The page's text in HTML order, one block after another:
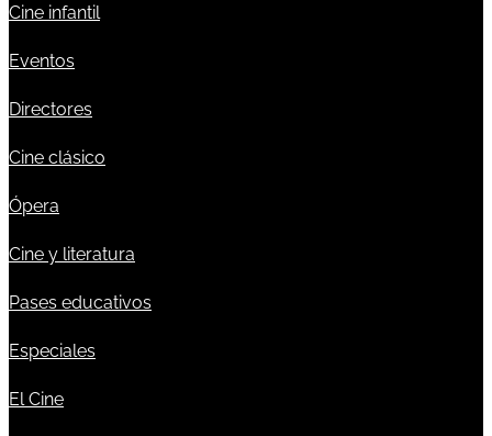
Cine infantil
Eventos
Directores
Cine clásico
Ópera
Cine y literatura
Pases educativos
Especiales
El Cine